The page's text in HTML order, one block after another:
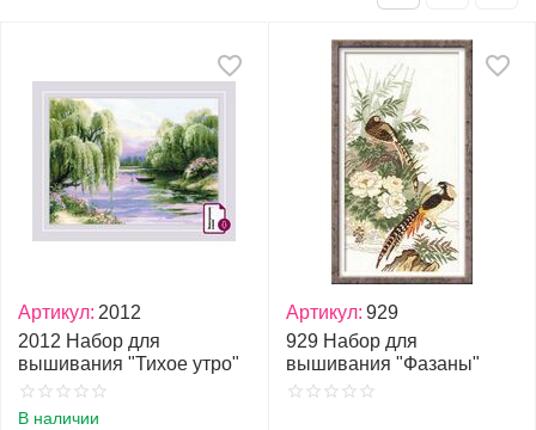
Артикул: 2012
2012 Набор для
вышивания "Тихое утро"
В наличии
Артикул: 929
929 Набор для
вышивания "Фазаны"